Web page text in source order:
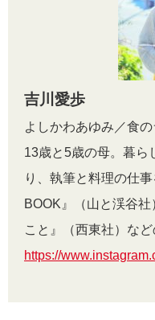
吉川愛歩
よしかわあゆみ／食
13歳と5歳の母。暮ら
り、執筆と料理の仕
BOOK』（山と渓谷
こと』（西東社）な
https://